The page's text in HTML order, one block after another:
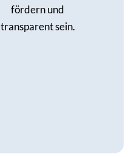
fördern und
transparent sein.